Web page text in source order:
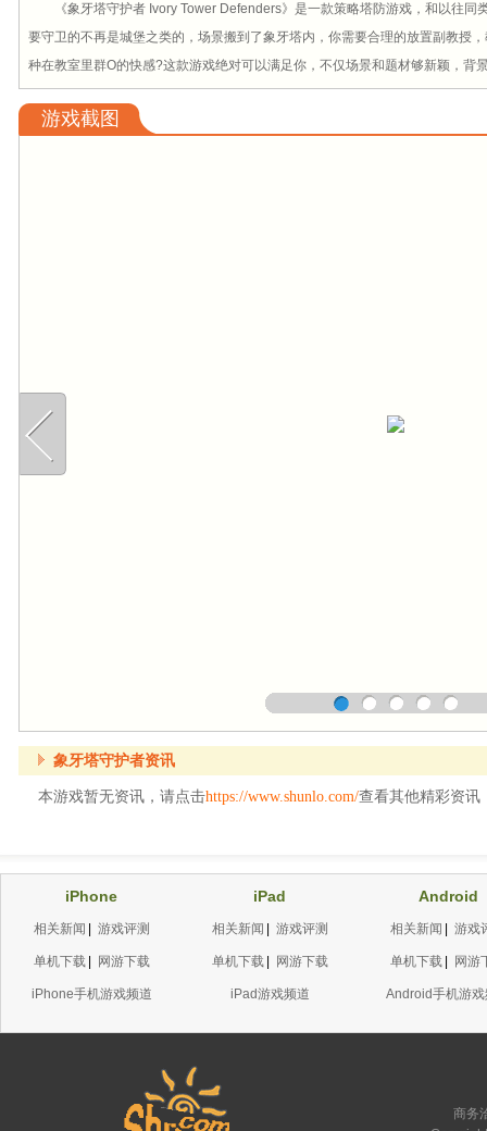
《象牙塔守护者 Ivory Tower Defenders》是一款策略塔防游戏，和以往
要守卫的不再是城堡之类的，场景搬到了象牙塔内，你需要合理的放置副教授
种在教室里群O的快感?这款游戏绝对可以满足你，不仅场景和题材够新颖，背
游戏截图
象牙塔守护者资讯
本游戏暂无资讯，请点击https://www.shunlo.com/查看其他精彩资讯
iPhone
相关新闻 游戏评测
单机下载 网游下载
iPhone手机游戏频道
iPad
相关新闻 游戏评测
单机下载 网游下载
iPad游戏频道
Android
相关新闻 游戏
单机下载 网游
Android手机游戏
商务